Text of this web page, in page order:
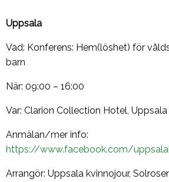
Uppsala
Vad: Konferens: Hem(löshet) för
barn
När: 09:00 – 16:00
Var: Clarion Collection Hotel, Uppsala
Anmälan/mer info:
https://www.facebook.com/
Arrangör: Uppsala kvinnojour,